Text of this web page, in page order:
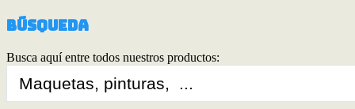
Búsqueda
Busca aquí entre todos nuestros productos: